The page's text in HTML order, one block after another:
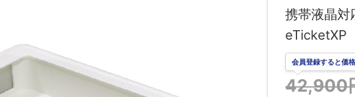
携帯液晶
eTicketXP
42,900
会員登録すると価